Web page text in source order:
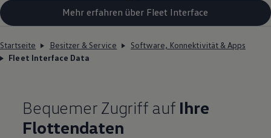
Mehr erfahren über Fleet Interface
Startseite Besitzer & Service
Software, Konnektivität & Apps
Fleet Interface Data
Bequemer Zugriff auf Ihre
Flotten­daten